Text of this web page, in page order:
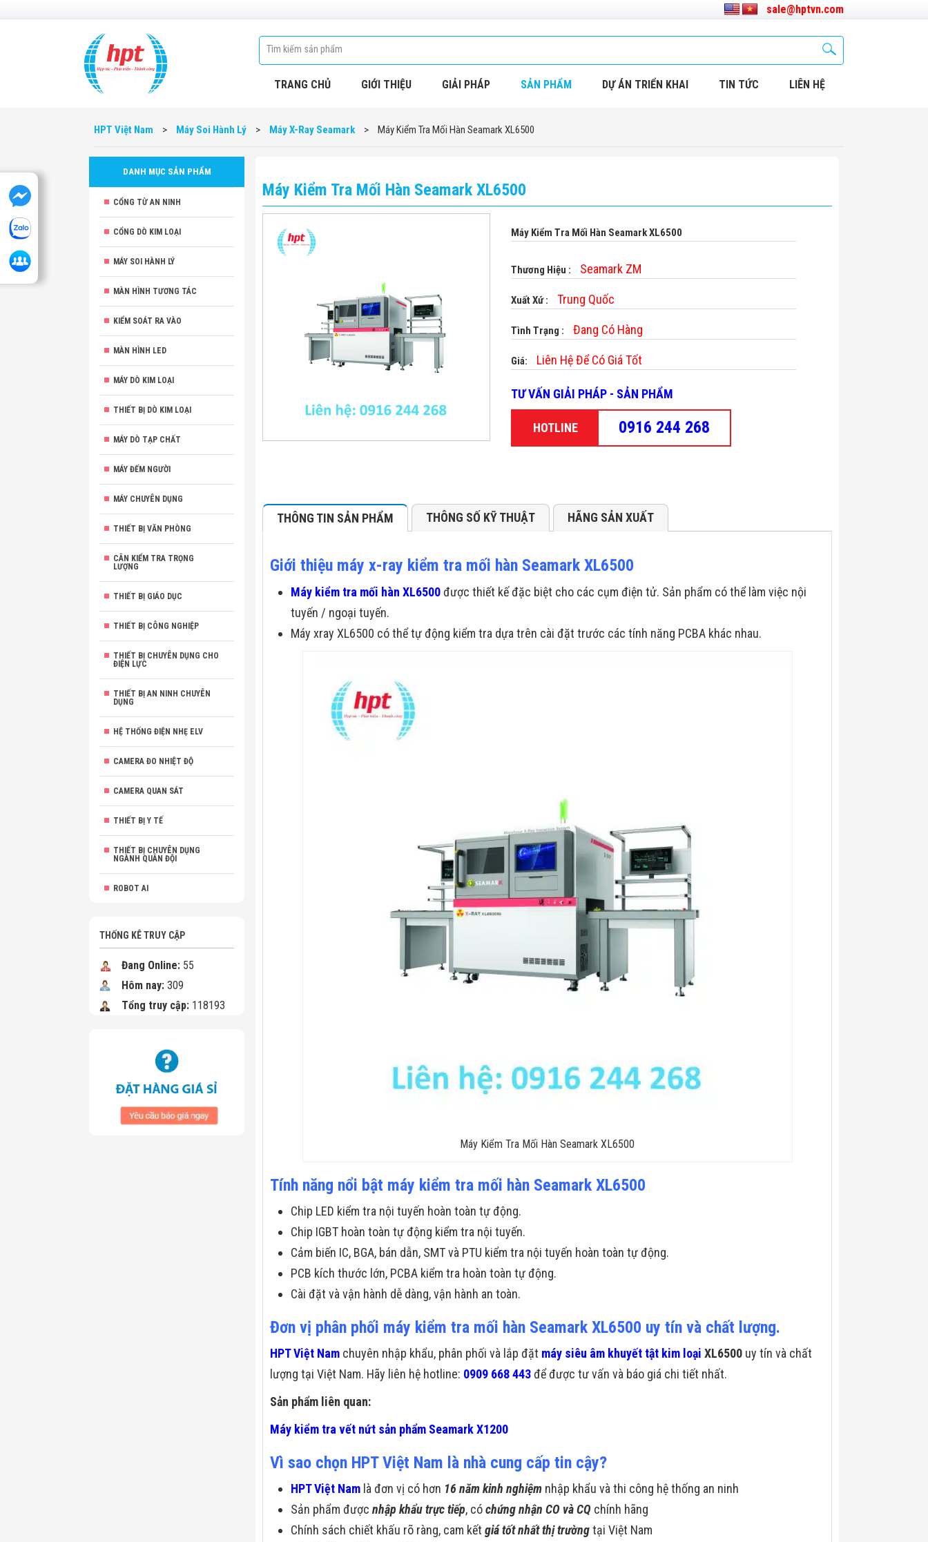
sale@hptvn.com
TRANG CHỦ GIỚI THIỆU GIẢI PHÁP SẢN PHẨM DỰ ÁN TRIỂN KHAI TIN TỨC LIÊN HỆ
HPT Việt Nam > Máy Soi Hành Lý > Máy X-Ray Seamark > Máy Kiểm Tra Mối Hàn Seamark XL6500
DANH MỤC SẢN PHẨM
CỔNG TỪ AN NINH
CỔNG DÒ KIM LOẠI
MÁY SOI HÀNH LÝ
MÀN HÌNH TƯƠNG TÁC
KIỂM SOÁT RA VÀO
MÀN HÌNH LED
MÁY DÒ KIM LOẠI
THIẾT BỊ DÒ KIM LOẠI
MÁY DÒ TẠP CHẤT
MÁY ĐẾM NGƯỜI
MÁY CHUYÊN DỤNG
THIẾT BỊ VĂN PHÒNG
CÂN KIỂM TRA TRỌNG
LƯỢNG
THIẾT BỊ GIÁO DỤC
THIẾT BỊ CÔNG NGHIỆP
THIẾT BỊ CHUYÊN DỤNG CHO
ĐIỆN LỰC
THIẾT BỊ AN NINH CHUYÊN
DỤNG
HỆ THỐNG ĐIỆN NHẸ ELV
CAMERA ĐO NHIỆT ĐỘ
CAMERA QUAN SÁT
THIẾT BỊ Y TẾ
THIẾT BỊ CHUYÊN DỤNG
NGÀNH QUÂN ĐỘI
ROBOT AI
THỐNG KÊ TRUY CẬP
Đang Online: 55
Hôm nay: 309
Tổng truy cập: 118193
Máy Kiểm Tra Mối Hàn Seamark XL6500
Máy Kiểm Tra Mối Hàn Seamark XL6500
Thương Hiệu : Seamark ZM
Xuất Xứ : Trung Quốc
Tình Trạng : Đang Có Hàng
Giá: Liên Hệ Để Có Giá Tốt
TƯ VẤN GIẢI PHÁP - SẢN PHẨM
HOTLINE 0916 244 268
THÔNG TIN SẢN PHẨM THÔNG SỐ KỸ THUẬT HÃNG SẢN XUẤT
Giới thiệu máy x-ray kiểm tra mối hàn Seamark XL6500
Máy kiểm tra mối hàn XL6500được thiết kế đặc biệt cho các cụm điện tử. Sản phẩm có thể làm việc nội
tuyến / ngoại tuyến.
Máy xray XL6500 có thể tự động kiểm tra dựa trên cài đặt trước các tính năng PCBA khác nhau.
Máy Kiểm Tra Mối Hàn Seamark XL6500
Tính năng nổi bật máy kiểm tra mối hàn Seamark XL6500
Chip LED kiểm tra nội tuyến hoàn toàn tự động.
Chip IGBT hoàn toàn tự động kiểm tra nội tuyến.
Cảm biến IC, BGA, bán dẫn, SMT và PTU kiểm tra nội tuyến hoàn toàn tự động.
PCB kích thước lớn, PCBA kiểm tra hoàn toàn tự động.
Cài đặt và vận hành dễ dàng, vận hành an toàn.
Đơn vị phân phối máy kiểm tra mối hàn Seamark XL6500 uy tín và chất lượng.
HPT Việt Nam chuyên nhập khẩu, phân phối và lắp đặt máy siêu âm khuyết tật kim loại XL6500 uy tín và chất
lượng tại Việt Nam. Hãy liên hệ hotline: 0909 668 443để được tư vấn và báo giá chi tiết nhất.
Sản phẩm liên quan:
Máy kiểm tra vết nứt sản phẩm Seamark X1200
Vì sao chọn HPT Việt Nam là nhà cung cấp tin cậy?
HPT Việt Nam là đơn vị có hơn 16 năm kinh nghiệm nhập khẩu và thi công hệ thống an ninh
Sản phẩm được nhập khẩu trực tiếp, cóchứng nhận CO và CQ chính hãng
Chính sách chiết khấu rõ ràng, cam kết giá tốt nhất thị trườngtại Việt Nam